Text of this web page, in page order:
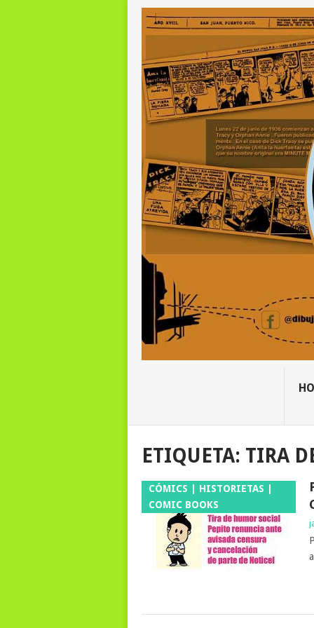
ETIQUETA: TIRA
CÓMICS | HISTORIETAS |
COMIC BOOKS